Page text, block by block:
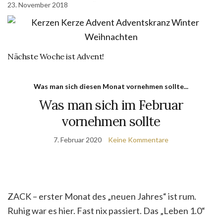
23. November 2018
Nächste Woche ist Advent!
Was man sich diesen Monat vornehmen sollte...
Was man sich im Februar
vornehmen sollte
7. Februar 2020 Keine Kommentare
ZACK – erster Monat des „neuen Jahres“ ist rum.
Ruhig war es hier. Fast nix passiert. Das „Leben 1.0“